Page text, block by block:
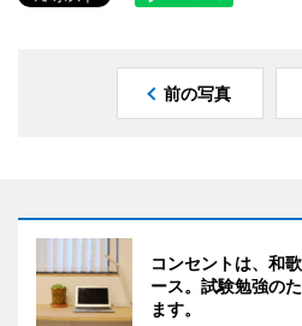
前の写真
コンセントは、和
ース。試験勉強の
ます。